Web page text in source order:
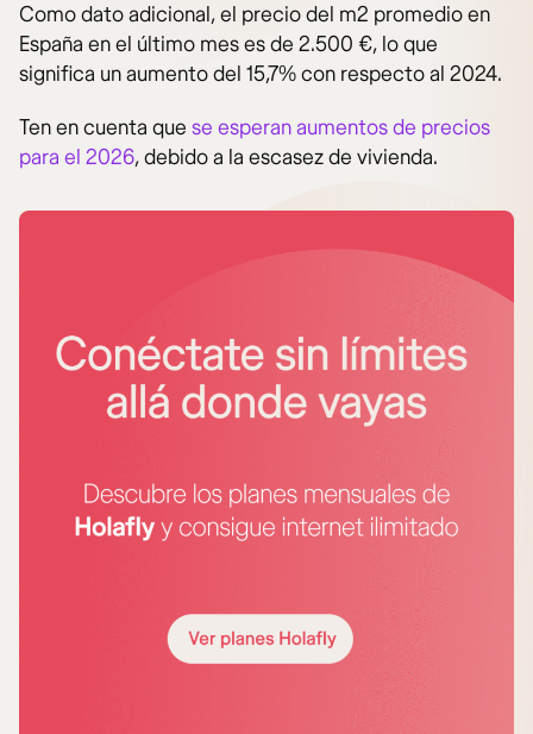
Como dato adicional, el precio del m2 promedio en
España en el último mes es de 2.500 €, lo que
significa un aumento del 15,7% con respecto al 2024.
Ten en cuenta que se esperan aumentos de precios
para el 2026, debido a la escasez de vivienda.